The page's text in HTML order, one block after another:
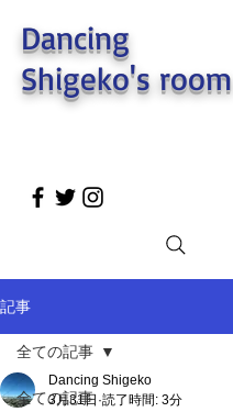
Dancing
Shigeko's room
記事
全ての記事
全ての記事
Dancing Shigeko
3月31日 読了時間: 3分